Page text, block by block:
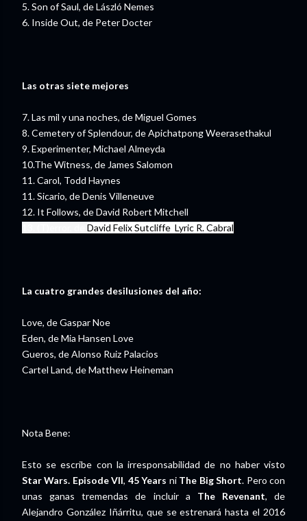
5. Son of Saul, de László Nemes
6. Inside Out, de Peter Docter
Las otras siete mejores
7. Las mil y una noches, de Miguel Gomes
8. Cemetery of Splendour, de Apichatpong Weerasethakul
9. Experimenter, Michael Almeyda
10.The Witness, de James Salomon
11. Carol, Todd Haynes
11. Sicario, de Denis Villeneuve
12. It Follows, de David Robert Mitchell
David Felix Sutcliffe Lyric R. Cabral
La cuatro grandes desilusiones del año:
Love, de Gaspar Noe
Eden, de Mia Hansen Love
Gueros, de Alonso Ruiz Palacios
Cartel Land, de Matthew Heineman
Nota Bene:
Esto se escribe con la irresponsabilidad de no haber visto
Star Wars. Episode VII, 45 Years ni The Big Short. Pero con
unas ganas tremendas de incluir a The Revenant, de
Alejandro González Iñárritu, que se estrenará hasta el 2016